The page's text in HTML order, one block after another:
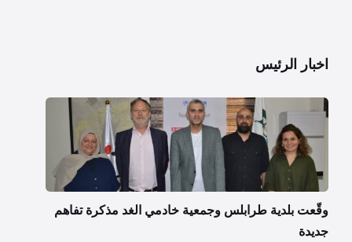
اخبار الرئيس
وقّعت بلدية طرابلس وجمعية خادمي الغد مذكرة تفاهم
جديدة